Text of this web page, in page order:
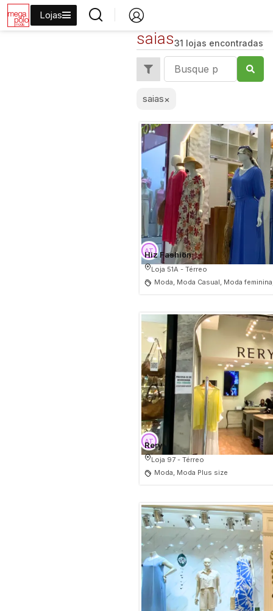
Lojas
saias31 lojas encontradas
saias×
Hiz Fashion
Loja 51A - Térreo
Moda, Moda Casual, Moda
Rery
Loja 97 - Térreo
Moda, Moda Plus size